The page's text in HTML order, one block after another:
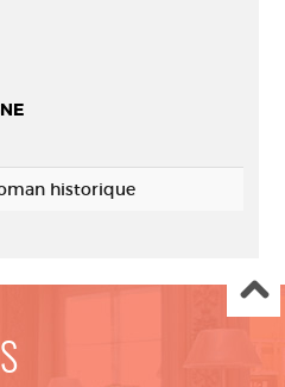
historique